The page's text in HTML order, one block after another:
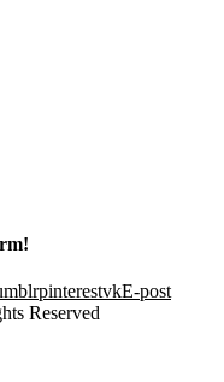
pinterestvkE-post
Reserved